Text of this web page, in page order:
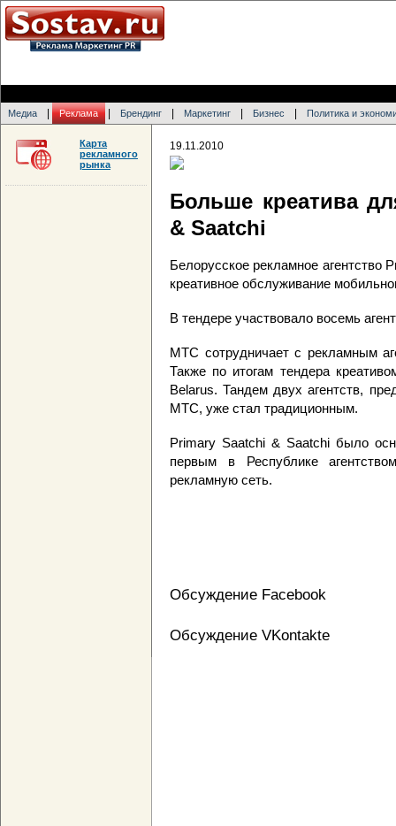
Медиа Реклама Брендинг Маркетинг Бизнес Политика и
19.11.2010
Больше креатива
& Saatchi
Белорусское рекламное агентство
креативное обслуживание
В тендере участвовало восемь
МТС сотрудничает с рекламным
Также по итогам тендера
Belarus. Тандем двух агентств,
МТС, уже стал традиционным.
Primary Saatchi & Saatchi было
первым в Республике
рекламную сеть.
Обсуждение Facebook
Обсуждение VKontakte
Карта
рекламного
рынка